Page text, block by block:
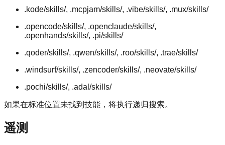
.kode/skills/, .mcpjam/skills/, .vibe/skills/, .mux/skills/
.opencode/skills/, .openclaude/skills/,
.openhands/skills/, .pi/skills/
.qoder/skills/, .qwen/skills/, .roo/skills/, .trae/skills/
.windsurf/skills/, .zencoder/skills/, .neovate/skills/
.pochi/skills/, .adal/skills/
如果在标准位置未找到技能，将执行递归搜索。
遥测